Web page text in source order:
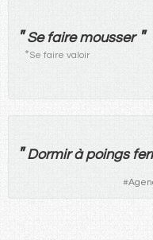
"Se faire mousser "
*Se faire valoir
" Dormir à poings
#